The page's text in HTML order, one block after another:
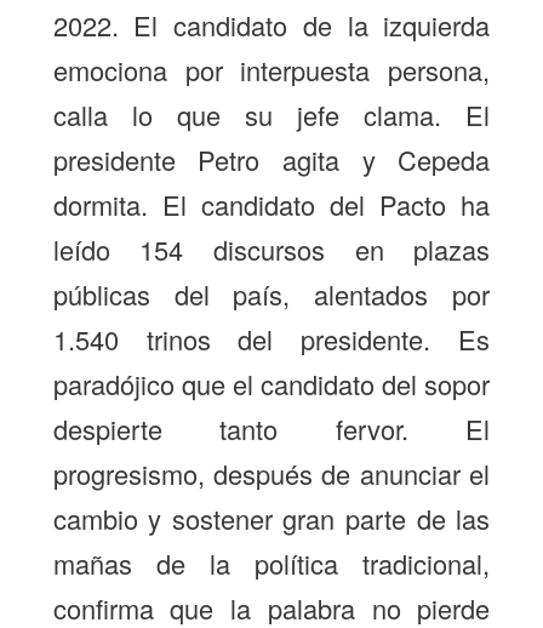
2022. El candidato de la izquierda
emociona por interpuesta persona,
calla lo que su jefe clama. El
presidente Petro agita y Cepeda
dormita. El candidato del Pacto ha
leído 154 discursos en plazas
públicas del país, alentados por
1.540 trinos del presidente. Es
paradójico que el candidato del sopor
despierte tanto fervor. El
progresismo, después de anunciar el
cambio y sostener gran parte de las
mañas de la política tradicional,
confirma que la palabra no pierde